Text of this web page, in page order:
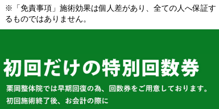
※「免責事項」施術効果は個人差があり、全ての人へ保証す
るものではありません。